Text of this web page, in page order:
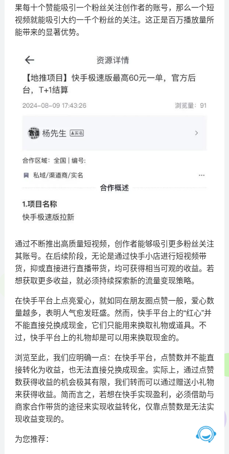
果每十个赞能吸引一个粉丝关注创作者的账号，那么一个短
视频就能吸引大约一千个粉丝的关注。这正是百万播放量所
能带来的显著优势。
通过不断推出高质量短视频，创作者能够吸引更多粉丝关注
其账号。在后续阶段，无论是通过快手小店进行短视频带
货，抑或直接进行直播带货，均可获得相当可观的收益。若
想获取更多收益，就必须持续探索新的流量变现策略。
在快手平台上点亮爱心，就如同在朋友圈点赞一般，爱心数
量越多，表明人气愈发旺盛。然而，快手平台上的“红心”并
不能直接兑换成现金，它们只能用来换取礼物或道具。不
过，快手平台上的礼物却是可以用来换取现金的。
浏览至此，我们应明确一点：在快手平台，点赞数并不能直
接转化为收益，也无法直接兑换成现金。实际上，通过点赞
数获得收益的机会极其有限，我们转而可以通过赠送小礼物
来获得收益。简而言之，若想在快手实现盈利，必须借助与
商家合作带货的途径来实现收益转化，仅靠点赞数是无法实
现收益变现的。
为您推荐：